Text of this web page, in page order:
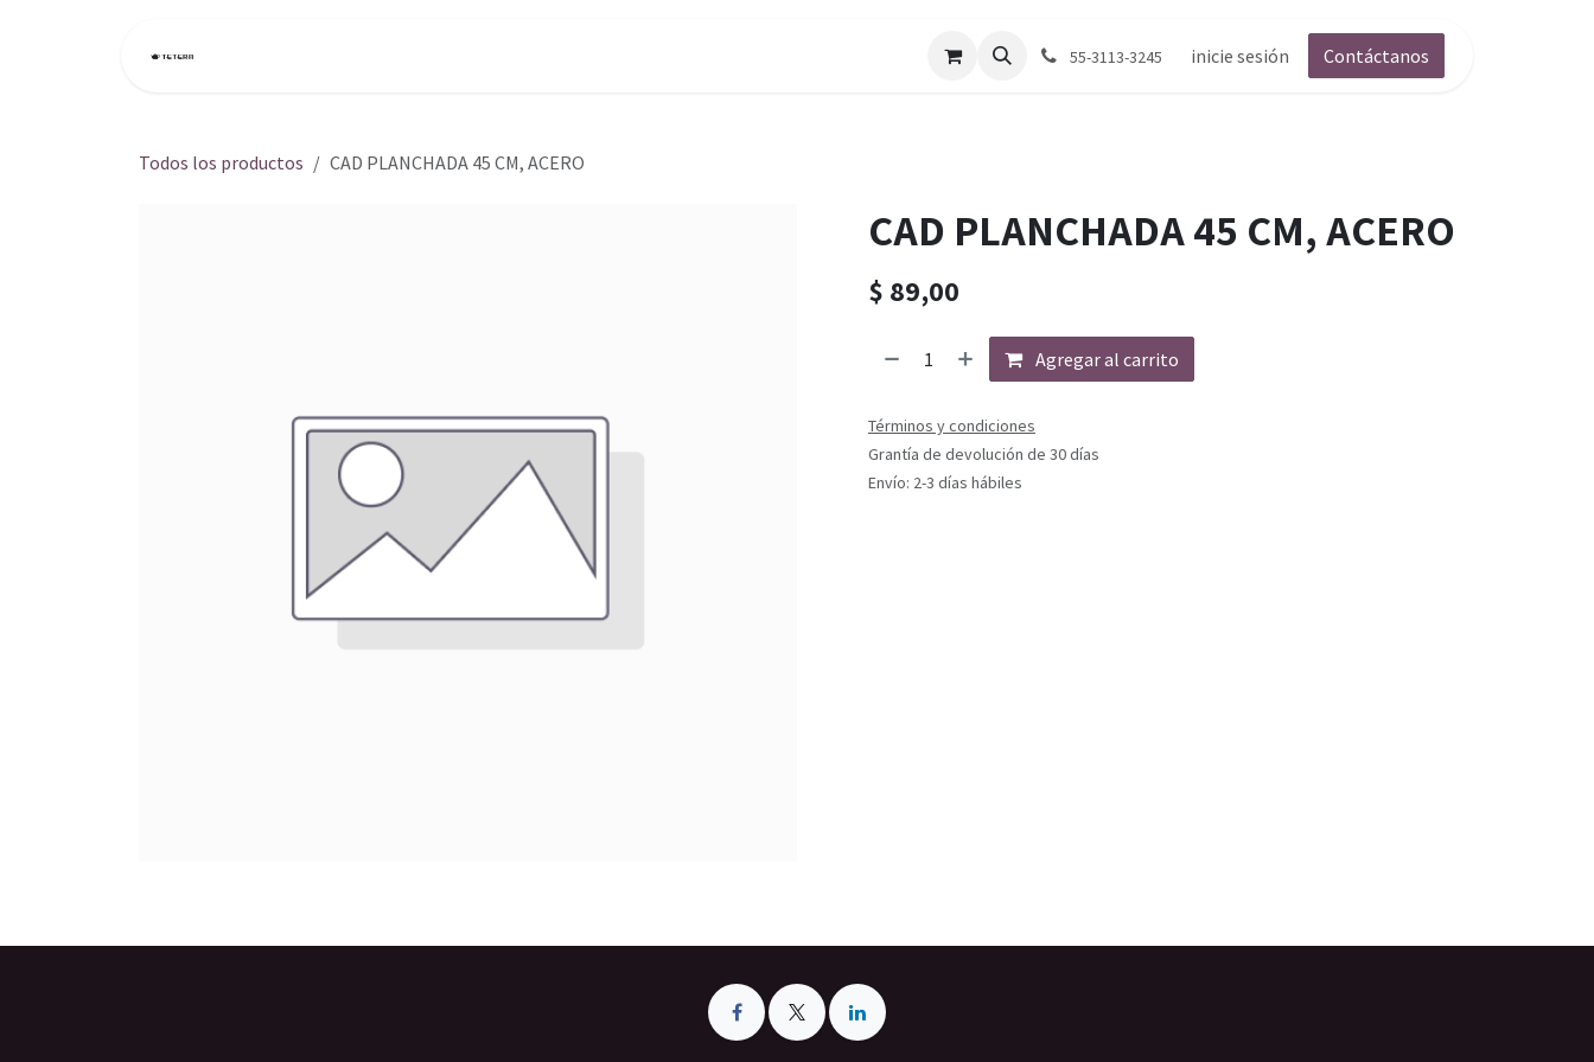
55-3113-3245 inicie sesión Contáctanos
Todos los productos CAD PLANCHADA 45 CM, ACERO
CAD PLANCHADA 45 CM, ACERO
$ 89,00
Agregar al carrito
Términos y condiciones
Grantía de devolución de 30 días
Envío: 2-3 días hábiles